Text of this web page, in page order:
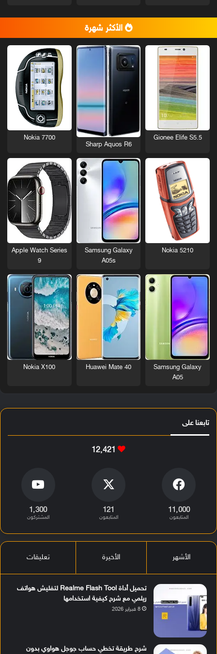
الأكثر شهرة
Gionee Elife S5.5
Sharp Aquos R6
Nokia 7700
Nokia 5210
Samsung Galaxy
A05s
Apple Watch Series
9
Samsung Galaxy
A05
Huawei Mate 40
Nokia X100
تابعنا على
12٬421
11٬000
المتابعون
121
المتابعون
1٬300
المشتركون
الأشهر الأخيرة تعليقات
تحميل أداة Realme Flash Tool لتفليش هواتف
ريلمي مع شرح كيفية استخدامها
8 فبراير 2026
شرح طريقة تخطي حساب جوجل هواوي بدون